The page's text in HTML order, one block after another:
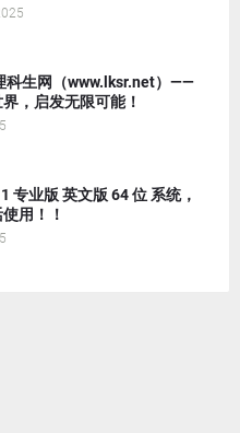
科生网（www.lksr.net）——
，启发无限可能！
专业版 英文版 64 位 系统，
用！！